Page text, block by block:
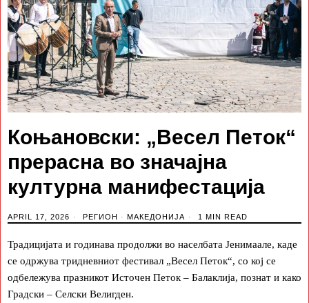
Коњановски: „Весел Петок“
прерасна во значајна
културна манифестација
APRIL 17, 2026 РЕГИОН · МАКЕДОНИЈА 1 MIN READ
Традицијата и годинава продолжи во населбата Јенимаале, каде
се одржува тридневниот фестивал „Весел Петок“, со кој се
одбележува празникот Источен Петок – Балаклија, познат и како
Градски – Селски Велигден.